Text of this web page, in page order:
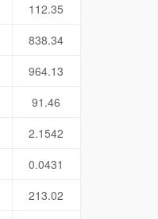
112.35
838.34
964.13
91.46
2.1542
0.0431
213.02